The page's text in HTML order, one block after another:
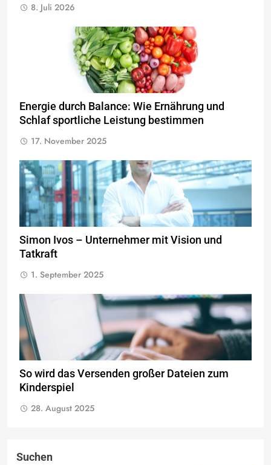
8. Juli 2026
Energie durch Balance: Wie Ernährung und
Schlaf sportliche Leistung bestimmen
17. November 2025
Simon Ivos – Unternehmer mit Vision und
Tatkraft
1. September 2025
So wird das Versenden großer Dateien zum
Kinderspiel
28. August 2025
Suchen